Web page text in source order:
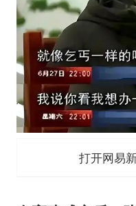
打开网易